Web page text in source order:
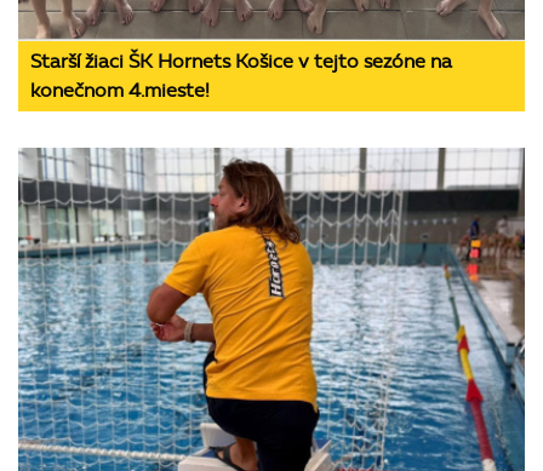
Starší žiaci ŠK Hornets Košice v tejto sezóne na
konečnom 4.mieste!